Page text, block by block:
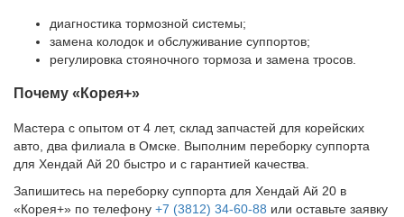
диагностика тормозной системы;
замена колодок и обслуживание суппортов;
регулировка стояночного тормоза и замена тросов.
Почему «Корея+»
Мастера с опытом от 4 лет, склад запчастей для корейских
авто, два филиала в Омске. Выполним переборку суппорта
для Хендай Ай 20 быстро и с гарантией качества.
Запишитесь на переборку суппорта для Хендай Ай 20 в
«Корея+» по телефону +7 (3812) 34-60-88 или оставьте заявку